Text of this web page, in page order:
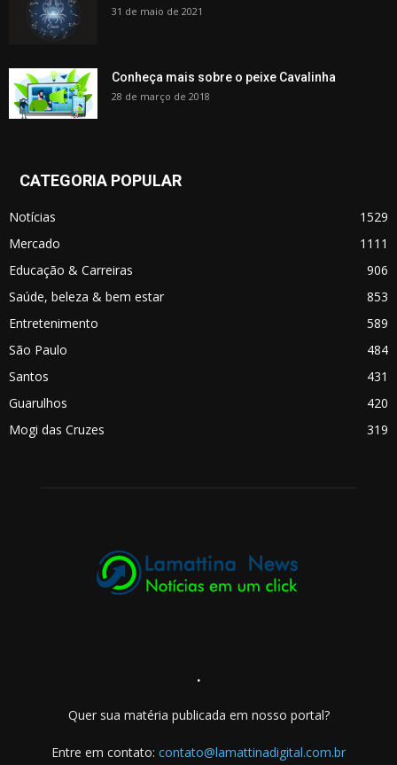
31 de maio de 2021
Conheça mais sobre o peixe Cavalinha
28 de março de 2018
CATEGORIA POPULAR
Notícias
1529
Mercado
1111
Educação & Carreiras
906
Saúde, beleza & bem estar
853
Entretenimento
589
São Paulo
484
Santos
431
Guarulhos
420
Mogi das Cruzes
319
.
Quer sua matéria publicada em nosso portal?
Entre em contato: contato@lamattinadigital.com.br